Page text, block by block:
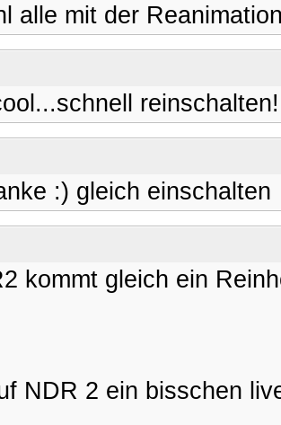
alle mit der
reinschalten!
:) gleich einschalten
kommt gleich ein
NDR 2 ein bisschen